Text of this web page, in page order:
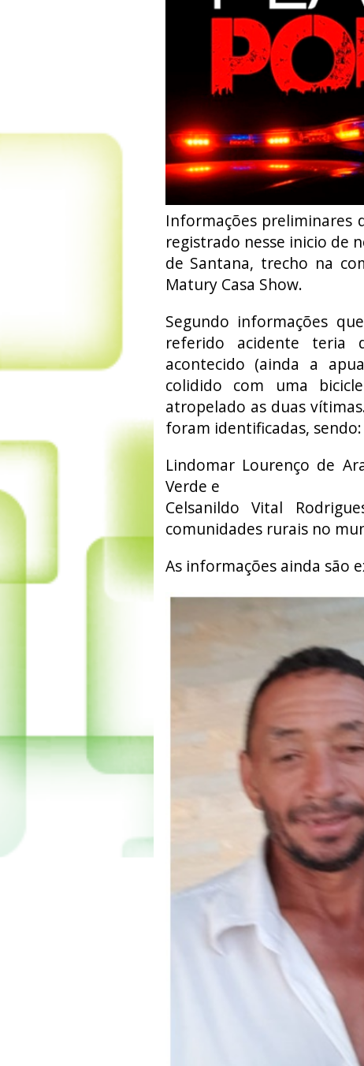
Informações preliminares
registrado nesse inicio de
de Santana, trecho na
Matury Casa Show.
Segundo informações
referido acidente teria
acontecido (ainda a
colidido com uma
atropelado as duas
foram identificadas, sendo:
Lindomar Lourenço de
Verde e
Celsanildo Vital
comunidades rurais no
As informações ainda são